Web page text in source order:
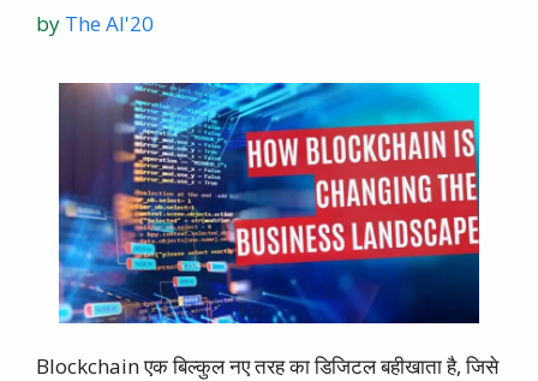
by The AI'20
Blockchain एक बिल्कुल नए तरह का डिजिटल बहीखाता है, जिसे